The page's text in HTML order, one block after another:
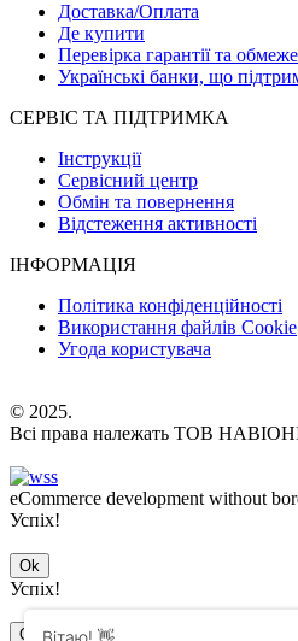
Доставка/Оплата
Де купити
Перевірка гарантії та
Українські банки, що
СЕРВІС ТА ПІДТРИМКА
Інструкції
Сервісний центр
Обмін та повернення
Відстеження активності
ІНФОРМАЦІЯ
Політика конфіденційності
Використання файлів Cookie
Угода користувача
© 2025.
Всі права належать ТОВ
eCommerce development without
Успіх!
Ok
Успіх!
Ok